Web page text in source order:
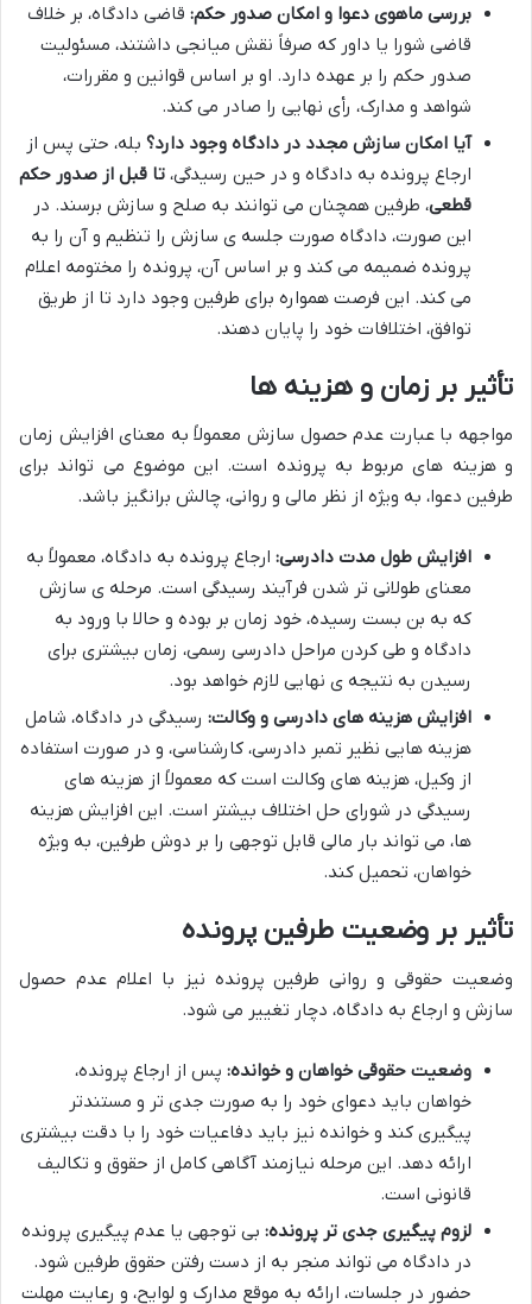
بررسی ماهوی دعوا و امکان صدور حکم: قاضی دادگاه، بر خلاف
قاضی شورا یا داور که صرفاً نقش میانجی داشتند، مسئولیت
صدور حکم را بر عهده دارد. او بر اساس قوانین و مقررات،
شواهد و مدارک، رأی نهایی را صادر می کند.
آیا امکان سازش مجدد در دادگاه وجود دارد؟ بله، حتی پس از
ارجاع پرونده به دادگاه و در حین رسیدگی، تا قبل از صدور حکم
قطعی، طرفین همچنان می توانند به صلح و سازش برسند. در
این صورت، دادگاه صورت جلسه ی سازش را تنظیم و آن را به
پرونده ضمیمه می کند و بر اساس آن، پرونده را مختومه اعلام
می کند. این فرصت همواره برای طرفین وجود دارد تا از طریق
توافق، اختلافات خود را پایان دهند.
تأثیر بر زمان و هزینه ها
مواجهه با عبارت عدم حصول سازش معمولاً به معنای افزایش زمان
و هزینه های مربوط به پرونده است. این موضوع می تواند برای
طرفین دعوا، به ویژه از نظر مالی و روانی، چالش برانگیز باشد.
افزایش طول مدت دادرسی: ارجاع پرونده به دادگاه، معمولاً به
معنای طولانی تر شدن فرآیند رسیدگی است. مرحله ی سازش
که به بن بست رسیده، خود زمان بر بوده و حالا با ورود به
دادگاه و طی کردن مراحل دادرسی رسمی، زمان بیشتری برای
رسیدن به نتیجه ی نهایی لازم خواهد بود.
افزایش هزینه های دادرسی و وکالت: رسیدگی در دادگاه، شامل
هزینه هایی نظیر تمبر دادرسی، کارشناسی، و در صورت استفاده
از وکیل، هزینه های وکالت است که معمولاً از هزینه های
رسیدگی در شورای حل اختلاف بیشتر است. این افزایش هزینه
ها، می تواند بار مالی قابل توجهی را بر دوش طرفین، به ویژه
خواهان، تحمیل کند.
تأثیر بر وضعیت طرفین پرونده
وضعیت حقوقی و روانی طرفین پرونده نیز با اعلام عدم حصول
سازش و ارجاع به دادگاه، دچار تغییر می شود.
وضعیت حقوقی خواهان و خوانده: پس از ارجاع پرونده،
خواهان باید دعوای خود را به صورت جدی تر و مستندتر
پیگیری کند و خوانده نیز باید دفاعیات خود را با دقت بیشتری
ارائه دهد. این مرحله نیازمند آگاهی کامل از حقوق و تکالیف
قانونی است.
لزوم پیگیری جدی تر پرونده: بی توجهی یا عدم پیگیری پرونده
در دادگاه می تواند منجر به از دست رفتن حقوق طرفین شود.
حضور در جلسات، ارائه به موقع مدارک و لوایح، و رعایت مهلت